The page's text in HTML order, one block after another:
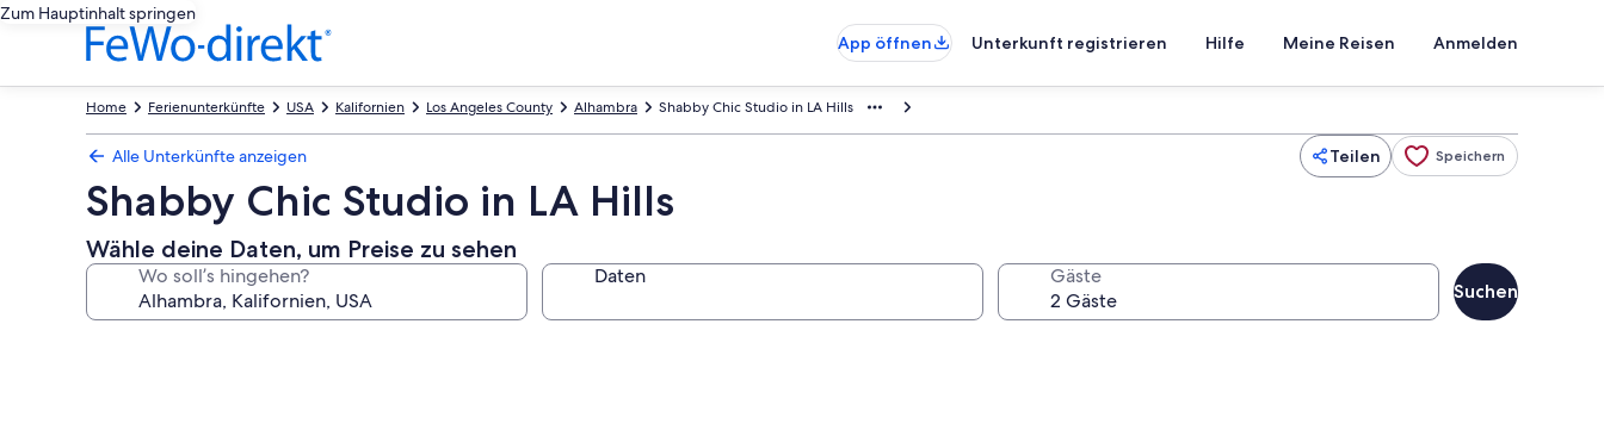
Zum Hauptinhalt springen
App öffnen
Unterkunft registrieren Hilfe Meine Reisen Anmelden
Shabby Chic Studio in LA Hills
Alhambra
Los Angeles County
Kalifornien
USA
Ferienunterkünfte
Home
Alle Unterkünfte anzeigen Teilen Speichern
Shabby Chic Studio in LA Hills
Wähle deine Daten, um Preise zu sehen
Wo soll’s hingehen? Daten Gäste
Suchen